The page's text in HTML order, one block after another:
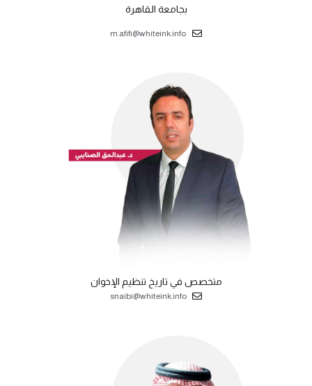
بجامعة القاهرة
m.afifi@whiteink.info
متخصص في تاريخ تنظيم الإخوان
snaibi@whiteink.info